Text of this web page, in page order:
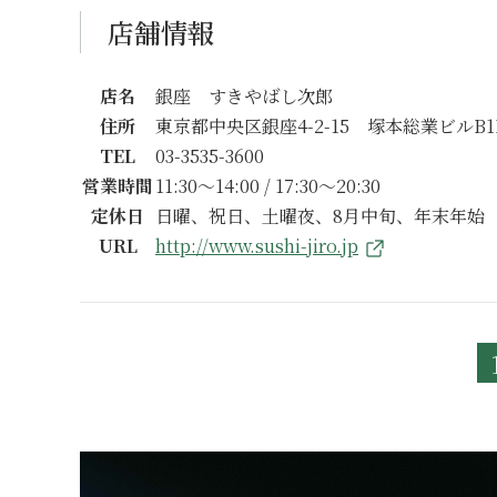
店舗情報
店名
銀座 すきやばし次郎
住所
東京都中央区銀座4-2-15 塚本総業ビル
TEL
03-3535-3600
営業時間11:30〜14:00 / 17:30〜20:30
定休日
日曜、祝日、土曜夜、8月中旬、年末年始
URL
http://www.sushi-jiro.jp